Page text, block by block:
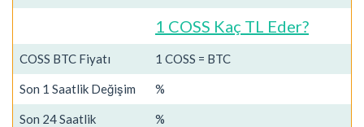
1 COSS Kaç TL Eder?
COSS BTC Fiyatı 1 COSS = BTC
Son 1 Saatlik Değişim %
Son 24 Saatlik
%